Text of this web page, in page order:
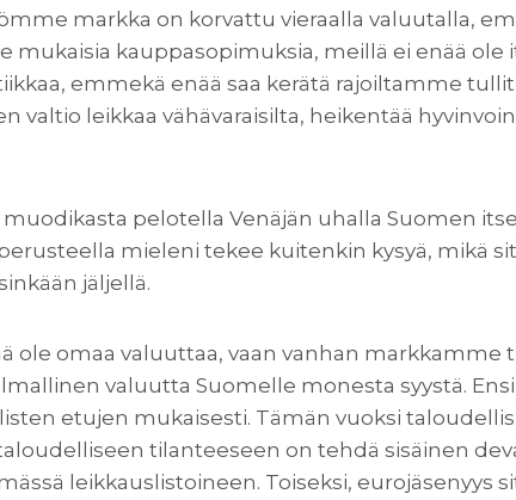
markka on korvattu vieraalla valuutalla,
mukaisia kauppasopimuksia, meillä ei enää ole
emmekä enää saa kerätä rajoiltamme
valtio leikkaa vähävaraisilta, heikentää
muodikasta pelotella Venäjän uhalla Suomen
mieleni tekee kuitenkin kysyä, mikä
jäljellä.
ole omaa valuuttaa, vaan vanhan markkamme
valuutta Suomelle monesta syystä.
etujen mukaisesti. Tämän vuoksi
tilanteeseen on tehdä sisäinen
leikkauslistoineen. Toiseksi, eurojäsenyys